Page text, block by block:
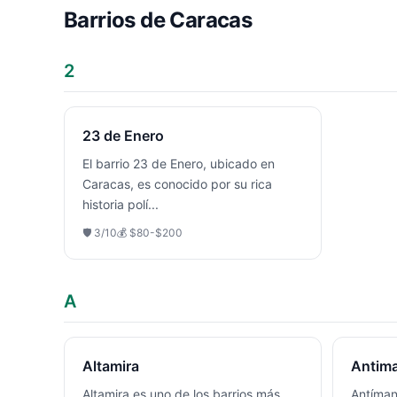
Barrios deCaracas
2
23 de Enero
El barrio 23 de Enero, ubicado en
Caracas, es conocido por su rica
historia polí...
🛡️ 3/10💰 $80-$200
A
Altamira
Altamira es uno de los barrios más